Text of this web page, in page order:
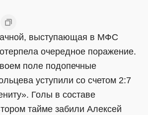
выступающая в МФС
очередное поражение.
поле подопечные
уступили со счетом 2:7
Голы в составе
тайме забили Алексей